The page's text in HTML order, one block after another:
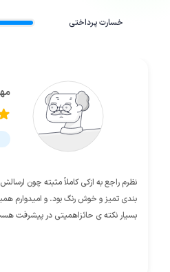
خسارت پرداختی
نظرم راجع به ازکی کاملاً مثبته چون
بندی تمیز و خوش رنگ بود. و امیدوارم
بسیار نکته ی حائزاهمیتی در پیشرفت